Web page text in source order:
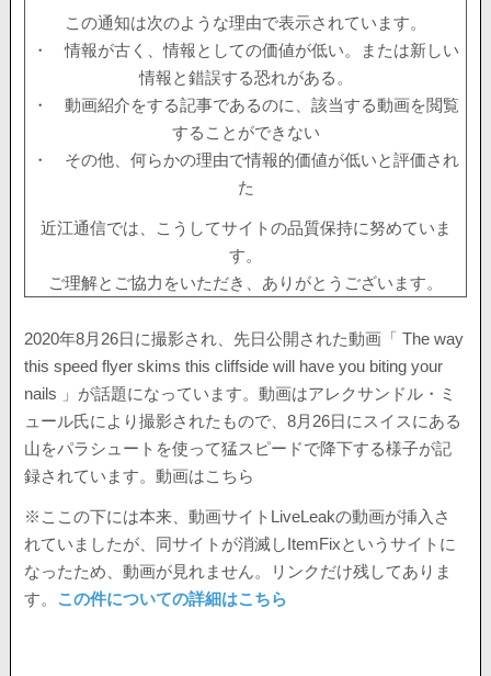
この通知は次のような理由で表示されています。
・ 情報が古く、情報としての価値が低い。または新しい
情報と錯誤する恐れがある。
・ 動画紹介をする記事であるのに、該当する動画を閲覧
することができない
・ その他、何らかの理由で情報的価値が低いと評価され
た
近江通信では、こうしてサイトの品質保持に努めていま
す。
ご理解とご協力をいただき、ありがとうございます。
2020年8月26日に撮影され、先日公開された動画「 The way
this speed flyer skims this cliffside will have you biting your
nails 」が話題になっています。動画はアレクサンドル・ミ
ュール氏により撮影されたもので、8月26日にスイスにある
山をパラシュートを使って猛スピードで降下する様子が記
録されています。動画はこちら
※ここの下には本来、動画サイトLiveLeakの動画が挿入さ
れていましたが、同サイトが消滅しItemFixというサイトに
なったため、動画が見れません。リンクだけ残してありま
す。 この件についての詳細はこちら